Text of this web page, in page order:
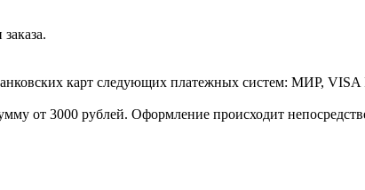
карт следующих платежных систем: МИР, VISA
от 3000 рублей. Оформление происходит